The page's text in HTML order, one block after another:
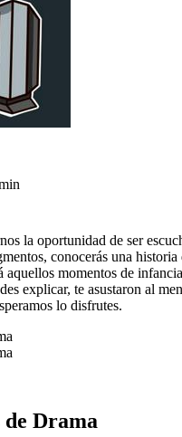
la oportunidad de ser
conocerás una historia
aquellos momentos de
explicar, te asustaron al
lo disfrutes.
de Drama